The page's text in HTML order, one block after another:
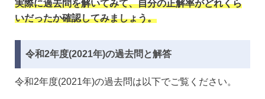
実際に過去問を解いてみて、自分の正解率がどれくら
いだったか確認してみましょう。
令和2年度(2021年)の過去問と解答
令和2年度(2021年)の過去問は以下でご覧ください。